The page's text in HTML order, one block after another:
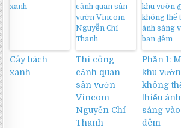
Cây bách
xanh
Thi công
cảnh quan
sân vườn
Vincom
Nguyễn Chí
Thanh
Phần 1:
khu
không
thiếu ánh
sáng
đêm